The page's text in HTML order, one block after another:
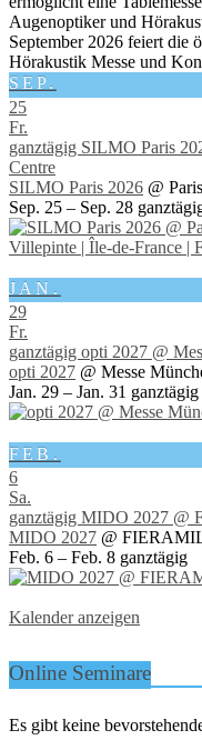
Augenoptiker und
September 2026 feiert die
Hörakustik Messe und
SEP.
25
Fr.
ganztägig SILMO Paris
Centre
SILMO Paris 2026 @
Sep. 25 – Sep. 28
JAN.
29
Fr.
ganztägig opti 2027 @
opti 2027 @ Messe
Jan. 29 – Jan. 31 ganztägig
FEB.
6
Sa.
ganztägig MIDO 2027 @
MIDO 2027 @
Feb. 6 – Feb. 8 ganztägig
Kalender anzeigen
Online Seminare
Es gibt keine